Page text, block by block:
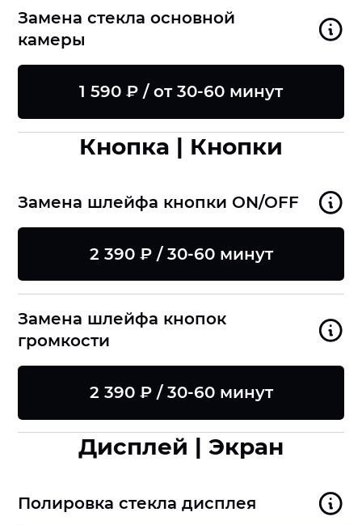
Замена стекла основной
камеры
1 590 ₽ / от 30-60 минут
Кнопка | Кнопки
Замена шлейфа кнопки ON/OFF
2 390 ₽ / 30-60 минут
Замена шлейфа кнопок
громкости
2 390 ₽ / 30-60 минут
Дисплей | Экран
Полировка стекла дисплея